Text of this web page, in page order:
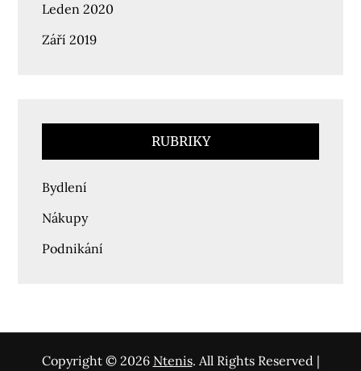
Leden 2020
Září 2019
RUBRIKY
Bydlení
Nákupy
Podnikání
Copyright © 2026 Ntenis. All Rights Reserved |